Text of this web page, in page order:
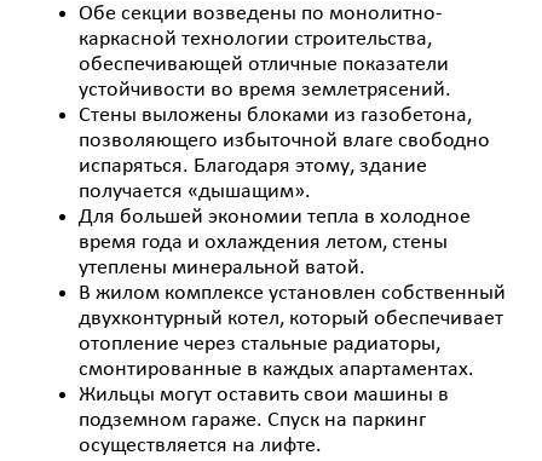
Обе секции возведены по монолитно-
каркасной технологии строительства,
обеспечивающей отличные показатели
устойчивости во время землетрясений.
Стены выложены блоками из газобетона,
позволяющего избыточной влаге свободно
испаряться. Благодаря этому, здание
получается «дышащим».
Для большей экономии тепла в холодное
время года и охлаждения летом, стены
утеплены минеральной ватой.
В жилом комплексе установлен собственный
двухконтурный котел, который обеспечивает
отопление через стальные радиаторы,
смонтированные в каждых апартаментах.
Жильцы могут оставить свои машины в
подземном гараже. Спуск на паркинг
осуществляется на лифте.